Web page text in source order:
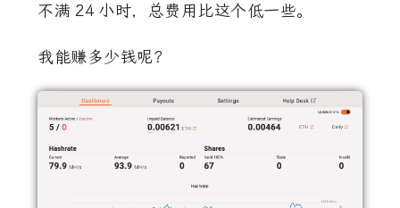
不满 24 小时，总费用比这个低一些。
我能赚多少钱呢？